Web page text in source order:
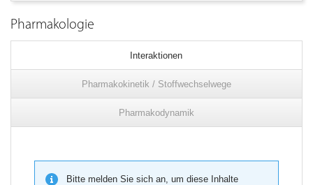
Pharmakologie
Interaktionen
Pharmakokinetik / Stoffwechselwege
Pharmakodynamik
Bitte melden Sie sich an, um diese Inhalte